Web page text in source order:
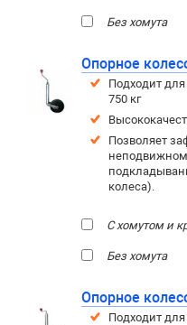
Без хомута
Опорное
Подходит
750 кг
Позволяет
колеса).
С хомутом и
Без хомута
Опорное
Подходит